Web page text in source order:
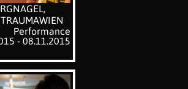
Performance
- 08.11.2015